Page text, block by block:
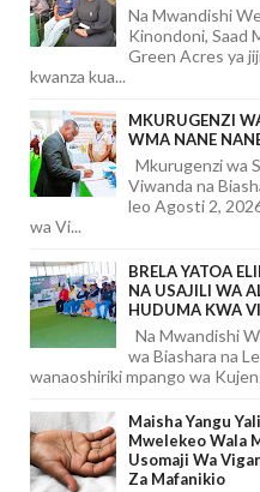
Na Mwandishi
Kinondoni, Saad
Green Acres ya
kwanza kua...
MKURUGENZI
WMA NANE
Mkurugenzi wa
Viwanda na
leo Agosti 2,
wa Vi...
BRELA YATOA
NA USAJILI WA
HUDUMA KWA
Na Mwandishi
wa Biashara na
wanaoshiriki mpango wa
Maisha Yangu
Mwelekeo Wala
Usomaji Wa
Za Mafanikio